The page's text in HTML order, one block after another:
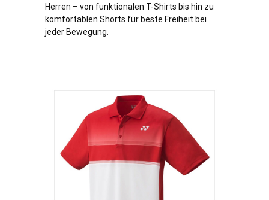
Herren – von funktionalen T-Shirts bis hin zu
komfortablen Shorts für beste Freiheit bei
jeder Bewegung.